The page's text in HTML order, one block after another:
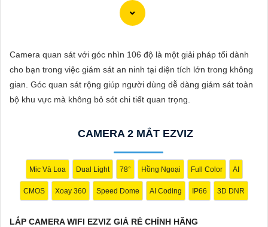
📷 Camera WiFi Ezviz C3W | Giá rẻ - Chính hãng 📷
và sử dụng.🔹 Hỗ trợ thẻ nhớ lên đến 256GB, ghi lại và lưu trữ
thông tin dễ dàng.🔹 Tính năng cảnh báo chuyển động thông
minh, giữ an ninh tốt hơn cho ngôi nhà của bạn.
Camera quan sát với góc nhìn 106 độ là một giải pháp tối dành
cho bạn trong việc giám sát an ninh tại diện tích lớn trong không
gian. Góc quan sát rộng giúp người dùng dễ dàng giám sát toàn
bộ khu vực mà không bỏ sót chi tiết quan trọng.
CAMERA 2 MẮT EZVIZ
Mic Và Loa Dual Light 78° Hồng Ngoại Full Color AI
CMOS Xoay 360 Speed Dome AI Coding IP66 3D DNR
LẮP CAMERA WIFI EZVIZ GIÁ RẺ CHÍNH HÃNG